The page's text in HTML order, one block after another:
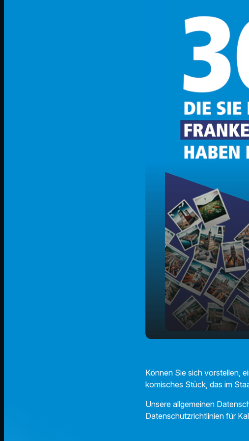
Können Sie sich vorstellen,
komisches Stück, das im
Unsere allgemeinen
Datenschutzrichtlinien für